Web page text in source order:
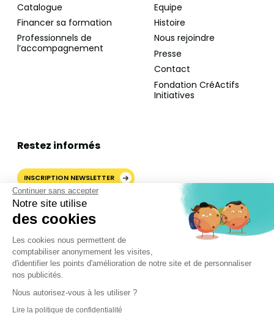
Continuer sans accepter
Notre site utilise
des cookies
Les cookies nous permettent de
comptabiliser anonymement les visites,
d'identifier les points d'amélioration de notre site et de personnaliser
nos publicités.
Nous autorisez-vous à les utiliser ?
Lire la politique de confidentialité
Catalogue
Financer sa formation
Professionnels de
l’accompagnement
Equipe
Histoire
Nous rejoindre
Presse
Contact
Fondation CréActifs
Initiatives
Restez informés
INSCRIPTION NEWSLETTER
AJOUTER CRÉACTIFS COMME
SOURCE PRÉFÉRÉE SUR
GOOGLE
©2024 CréActifs. Tous droits réservés.
Mentions légales•CGV•FAQ